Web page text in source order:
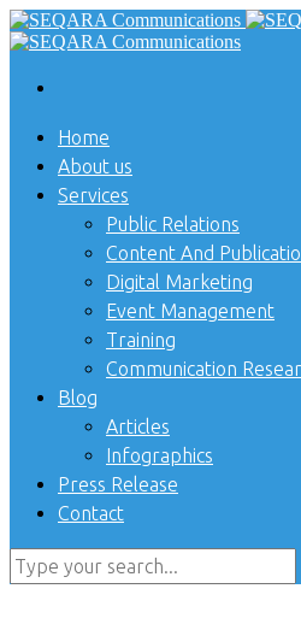
Home
About us
Services
Public Relations
Content And
Digital Marketing
Event Management
Training
Communication
Blog
Articles
Infographics
Press Release
Contact